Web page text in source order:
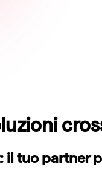
il tuo partner